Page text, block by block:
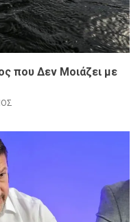
που Δεν Μοιάζει με